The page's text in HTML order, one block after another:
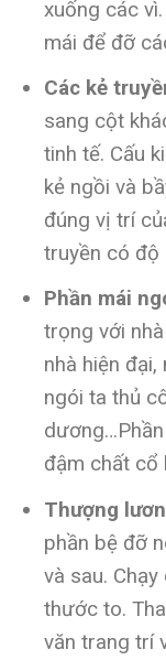
xuống các
mái để đỡ
Các kẻ
sang cột
tinh tế. Cấu
kẻ ngồi và
đúng vị trí
truyền có độ
Phần mái
trọng với
nhà hiện
ngói ta thủ
đậm chất cổ
Thượng
phần bệ đỡ
và sau.
thước to.
văn trang trí